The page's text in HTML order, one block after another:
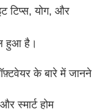
टिप्स, योग, और
हुआ है।
के बारे में जानने
स्मार्ट होम